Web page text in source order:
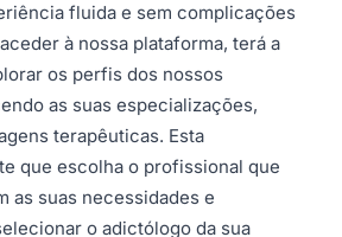
fluida e sem complicações
à nossa plataforma, terá a
os perfis dos nossos
as suas especializações,
terapêuticas. Esta
que escolha o profissional que
as suas necessidades e
o adictólogo da sua